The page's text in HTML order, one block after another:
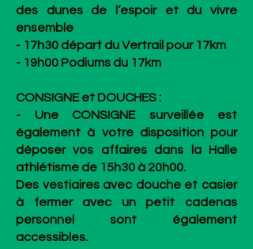
des dunes de l’espoir et du vivre
ensemble
- 17h30 départ du Vertrail pour 17km
- 19h00 Podiums du 17km
CONSIGNE et DOUCHES :
- Une CONSIGNE surveillée est
également à votre disposition pour
déposer vos affaires dans la Halle
athlétisme de 15h30 à 20h00.
Des vestiaires avec douche et casier
à fermer avec un petit cadenas
personnel sont également
accessibles.